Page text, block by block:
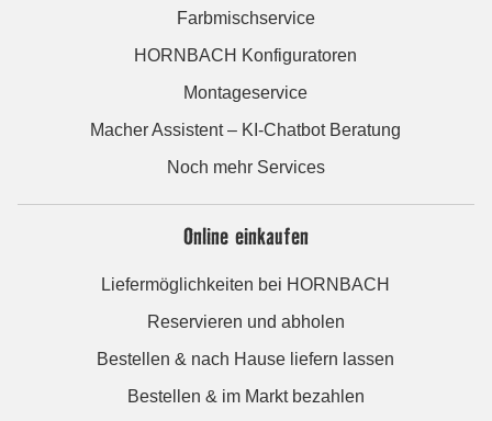
Farbmischservice
HORNBACH Konfiguratoren
Montageservice
Macher Assistent – KI-Chatbot Beratung
Noch mehr Services
Online einkaufen
Liefermöglichkeiten bei HORNBACH
Reservieren und abholen
Bestellen & nach Hause liefern lassen
Bestellen & im Markt bezahlen